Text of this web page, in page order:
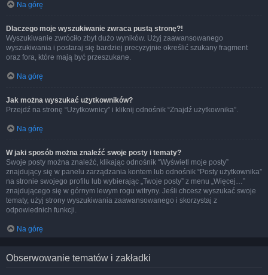
Na górę
Dlaczego moje wyszukiwanie zwraca pustą stronę?!
Wyszukiwanie zwróciło zbyt dużo wyników. Użyj zaawansowanego
wyszukiwania i postaraj się bardziej precyzyjnie określić szukany fragment
oraz fora, które mają być przeszukane.
Na górę
Jak można wyszukać użytkowników?
Przejdź na stronę “Użytkownicy” i kliknij odnośnik “Znajdź użytkownika”.
Na górę
W jaki sposób można znaleźć swoje posty i tematy?
Swoje posty można znaleźć, klikając odnośnik “Wyświetl moje posty”
znajdujący się w panelu zarządzania kontem lub odnośnik “Posty użytkownika”
na stronie swojego profilu lub wybierając „Twoje posty” z menu „Więcej…”
znajdującego się w górnym lewym rogu witryny. Jeśli chcesz wyszukać swoje
tematy, użyj strony wyszukiwania zaawansowanego i skorzystaj z
odpowiednich funkcji.
Na górę
Obserwowanie tematów i zakładki